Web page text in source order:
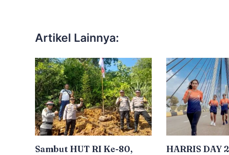
Artikel Lainnya:
Sambut HUT RI Ke-80,
HARRIS DAY